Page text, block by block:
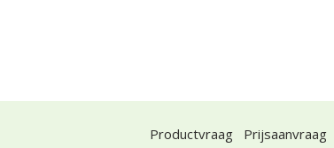
Productvraag Prijsaanvraag